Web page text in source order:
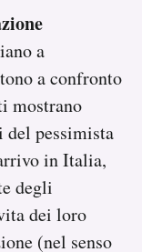
a
a confronto
mostrano
pessimista
in Italia,
degli
dei loro
(nel senso